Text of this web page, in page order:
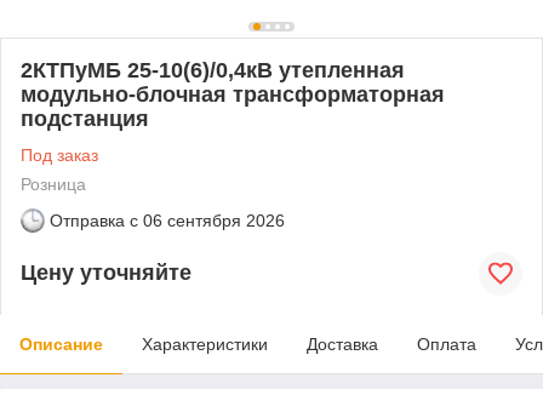
2КТПуМБ 25-10(6)/0,4кВ утепленная
модульно-блочная трансформаторная
подстанция
Под заказ
Розница
Отправка с 06 сентября 2026
Цену уточняйте
Описание Характеристики Доставка Оплата